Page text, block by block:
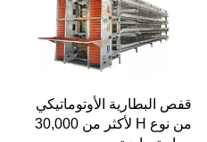
قفص البطارية الأوتوماتيكي
من نوع H لأكثر من 30,000